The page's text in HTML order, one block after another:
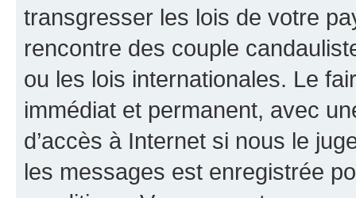
transgresser les lois de votre
rencontre des couple
ou les lois internationales. Le
immédiat et permanent, avec
d’accès à Internet si nous le
les messages est enregistrée